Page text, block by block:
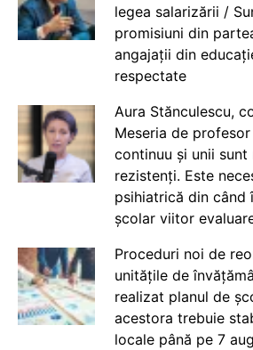
legea salarizării /
promisiuni din
angajații din
respectate
Aura Stănculescu,
Meseria de
continuu și unii sunt
rezistenți. Este
psihiatrică din când
școlar viitor
Proceduri noi de
unitățile de
realizat planul de
acestora trebuie
locale până pe 7